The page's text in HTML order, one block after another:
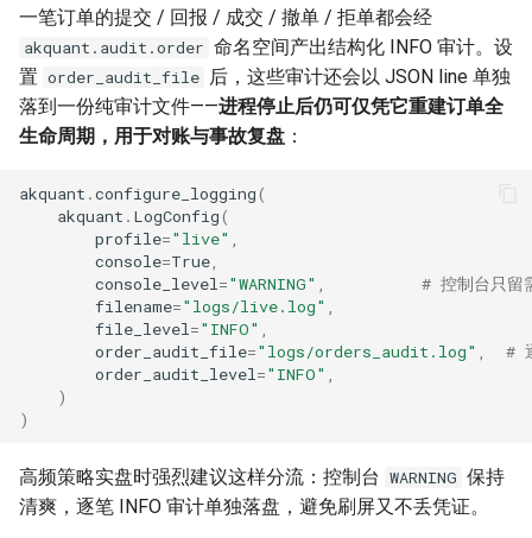
一笔订单的提交 / 回报 / 成交 / 撤单 / 拒单都会经
akquant.audit.order 命名空间产出结构化 INFO 审计。设
置 order_audit_file 后，这些审计还会以 JSON line 单独
落到一份纯审计文件——进程停止后仍可仅凭它重建订单全
生命周期，用于对账与事故复盘 ：
akquant .configure_logging(
akquant . LogConfig(
profile="live"
console=True
console_level ="WARNING"
# 控制台只留
filename="logs/live.log"
file_level ="INFO"
order_audit_file="logs/orders_audit.log"
#
order_audit_level ="INFO"
)
)
高频策略实盘时强烈建议这样分流：控制台 WARNING 保持
清爽，逐笔 INFO 审计单独落盘，避免刷屏又不丢凭证。